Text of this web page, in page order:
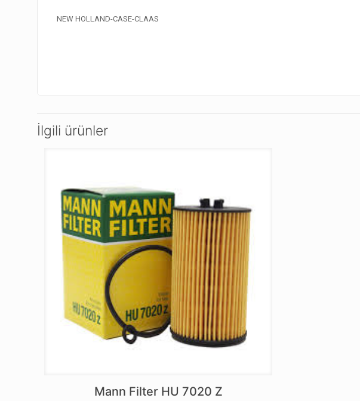
NEW HOLLAND-CASE-CLAAS
İlgili ürünler
Mann Filter HU 7020 Z